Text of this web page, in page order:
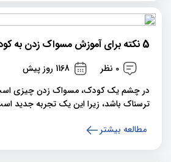
5 نکته برای آموزش مسواک زدن به کودکان
0 نظر
1168 روز پیش
در چشم یک کودک، مسواک زدن چیزی است
ترسناک باشد، زیرا این یک تجربه جدید
مطالعه بیشتر